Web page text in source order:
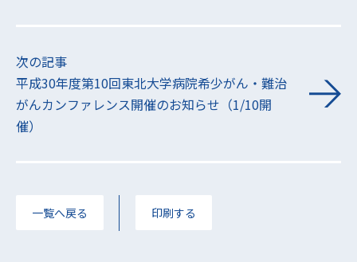
次の記事
平成30年度第10回東北大学病院希少がん・難治
がんカンファレンス開催のお知らせ（1/10開
催）
一覧へ戻る 印刷する